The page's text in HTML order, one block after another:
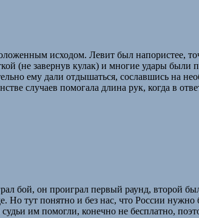
исходом. Левит был напористее,
(не завернув кулак) и многие удары
ему дали отдышаться, сославшись на
случаев помогала длина рук, когда в
бой, он проиграл первый раунд, второй
Но тут понятно и без нас, что России
им помогли, конечно не бесплатно,